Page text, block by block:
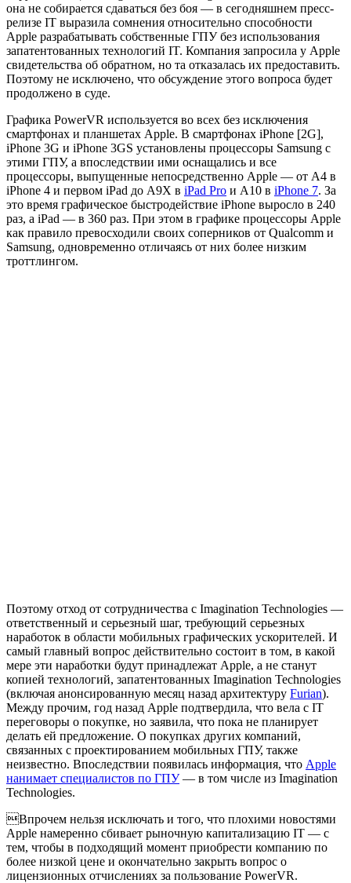
она не собирается сдаваться без боя — в сегодняшнем пресс-
релизе IT выразила сомнения относительно способности
Apple разрабатывать собственные ГПУ без использования
запатентованных технологий IT. Компания запросила у Apple
свидетельства об обратном, но та отказалась их предоставить.
Поэтому не исключено, что обсуждение этого вопроса будет
продолжено в суде.
Графика PowerVR используется во всех без исключения
смартфонах и планшетах Apple. В смартфонах iPhone [2G],
iPhone 3G и iPhone 3GS установлены процессоры Samsung с
этими ГПУ, а впоследствии ими оснащались и все
процессоры, выпущенные непосредственно Apple — от A4 в
iPhone 4 и первом iPad до A9X в iPad Pro и A10 в iPhone 7. За
это время графическое быстродействие iPhone выросло в 240
раз, а iPad — в 360 раз. При этом в графике процессоры Apple
как правило превосходили своих соперников от Qualcomm и
Samsung, одновременно отличаясь от них более низким
троттлингом.
Поэтому отход от сотрудничества с Imagination Technologies —
ответственный и серьезный шаг, требующий серьезных
наработок в области мобильных графических ускорителей. И
самый главный вопрос действительно состоит в том, в какой
мере эти наработки будут принадлежат Apple, а не станут
копией технологий, запатентованных Imagination Technologies
(включая анонсированную месяц назад архитектуру Furian).
Между прочим, год назад Apple подтвердила, что вела с IT
переговоры о покупке, но заявила, что пока не планирует
делать ей предложение. О покупках других компаний,
связанных с проектированием мобильных ГПУ, также
неизвестно. Впоследствии появилась информация, что Apple
нанимает специалистов по ГПУ— в том числе из Imagination
Technologies.
Впрочем нельзя исключать и того, что плохими новостями
Apple намеренно сбивает рыночную капитализацию IT — с
тем, чтобы в подходящий момент приобрести компанию по
более низкой цене и окончательно закрыть вопрос о
лицензионных отчислениях за пользование PowerVR.